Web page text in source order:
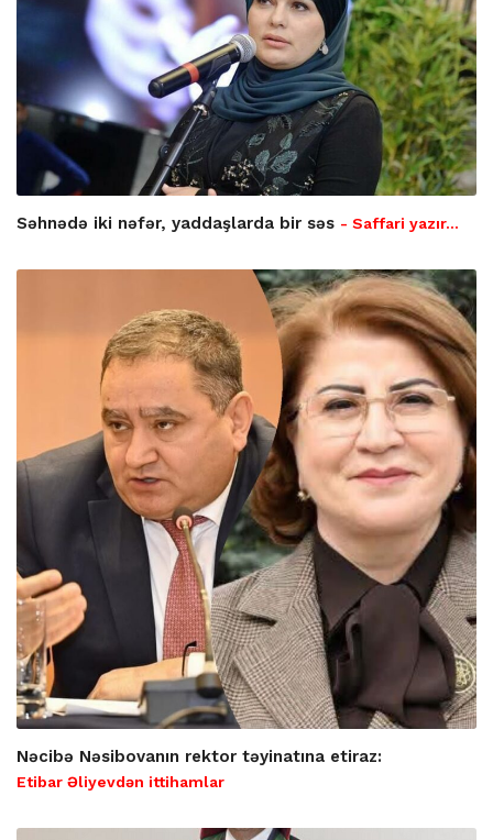
Səhnədə iki nəfər, yaddaşlarda bir səs - Saffari yazır…
Nəcibə Nəsibovanın rektor təyinatına etiraz:
Etibar Əliyevdən ittihamlar